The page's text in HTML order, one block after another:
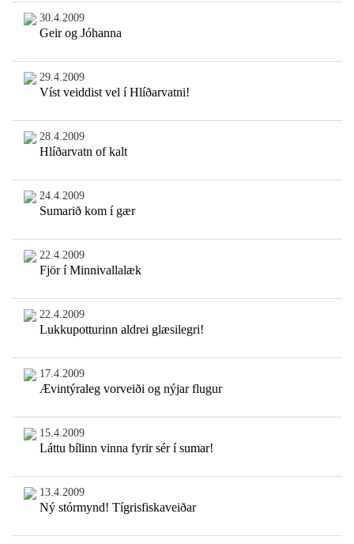
30.4.2009
Geir og Jóhanna
29.4.2009
Víst veiddist vel í Hlíðarvatni!
28.4.2009
Hlíðarvatn of kalt
24.4.2009
Sumarið kom í gær
22.4.2009
Fjör í Minnivallalæk
22.4.2009
Lukkupotturinn aldrei glæsilegri!
17.4.2009
Ævintýraleg vorveiði og nýjar flugur
15.4.2009
Láttu bílinn vinna fyrir sér í sumar!
13.4.2009
Ný stórmynd! Tígrisfiskaveiðar